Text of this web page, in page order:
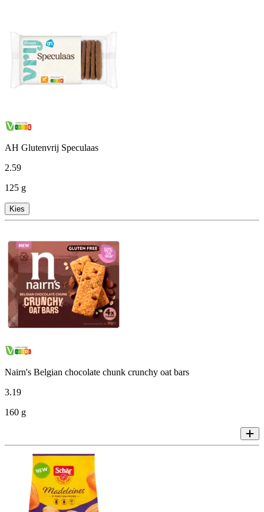
AH Glutenvrij Speculaas
2.59
125 g
Kies
Nairn's Belgian chocolate chunk crunchy oat bars
3.19
160 g